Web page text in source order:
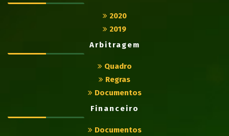
2020
2019
Arbitragem
Quadro
Regras
Documentos
Financeiro
Documentos